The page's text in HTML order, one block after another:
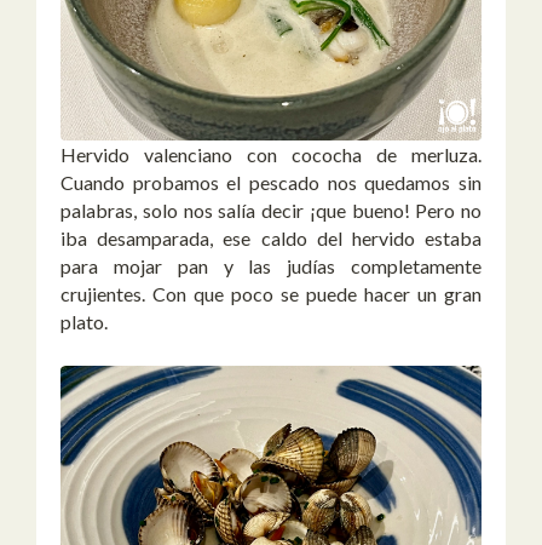
Hervido valenciano con cococha de merluza.
Cuando probamos el pescado nos quedamos sin
palabras, solo nos salía decir ¡que bueno! Pero no
iba desamparada, ese caldo del hervido estaba
para mojar pan y las judías completamente
crujientes. Con que poco se puede hacer un gran
plato.